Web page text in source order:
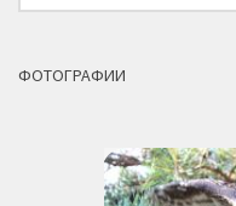
ФОТОГРАФИИ